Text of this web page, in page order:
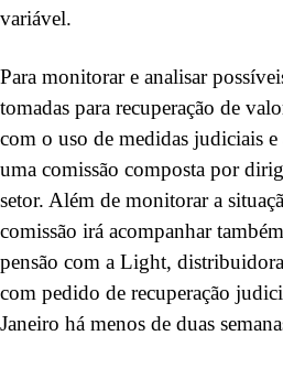
variável.
Para monitorar e analisar
tomadas para recuperação de
com o uso de medidas judiciais
uma comissão composta por
setor. Além de monitorar a
comissão irá acompanhar
pensão com a Light,
com pedido de recuperação
Janeiro há menos de duas